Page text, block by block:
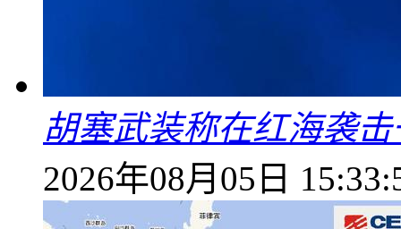
胡塞武装称在红海袭
2026年08月05日